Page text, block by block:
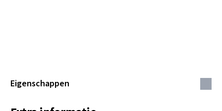
Eigenschappen